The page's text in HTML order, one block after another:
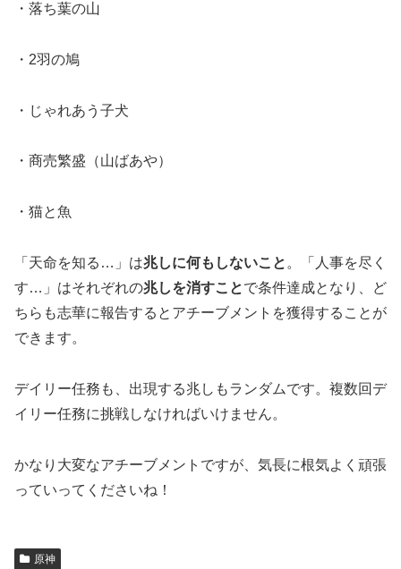
・落ち葉の山
・2羽の鳩
・じゃれあう子犬
・商売繁盛（山ばあや）
・猫と魚
「天命を知る…」は兆しに何もしないこと 。「人事を尽く
す…」はそれぞれの兆しを消すことで条件達成となり、ど
ちらも志華に報告するとアチーブメントを獲得することが
できます。
デイリー任務も、出現する兆しもランダムです。複数回デ
イリー任務に挑戦しなければいけません。
かなり大変なアチーブメントですが、気長に根気よく頑張
っていってくださいね！
原神